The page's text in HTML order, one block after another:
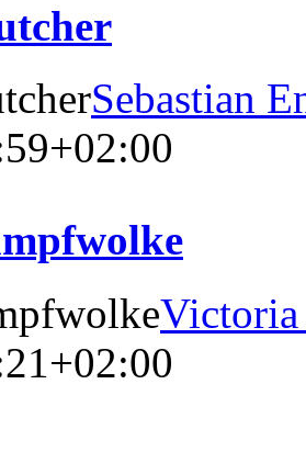
Sebastian